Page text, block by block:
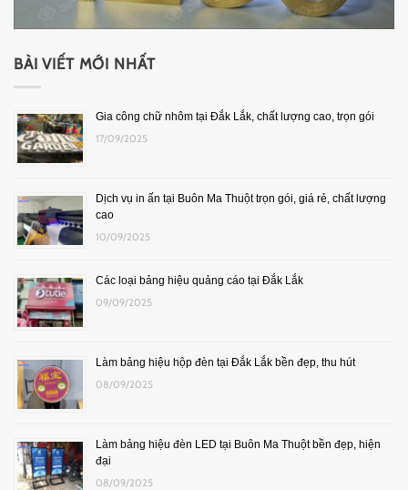
BÀI VIẾT MỚI NHẤT
Gia công chữ nhôm tại Đắk Lắk, chất lượng cao, trọn gói
17/09/2025
Dịch vụ in ấn tại Buôn Ma Thuột trọn gói, giá rẻ, chất lượng
cao
10/09/2025
Các loại bảng hiệu quảng cáo tại Đắk Lắk
09/09/2025
Làm bảng hiệu hộp đèn tại Đắk Lắk bền đẹp, thu hút
08/09/2025
Làm bảng hiệu đèn LED tại Buôn Ma Thuột bền đẹp, hiện
đại
08/09/2025